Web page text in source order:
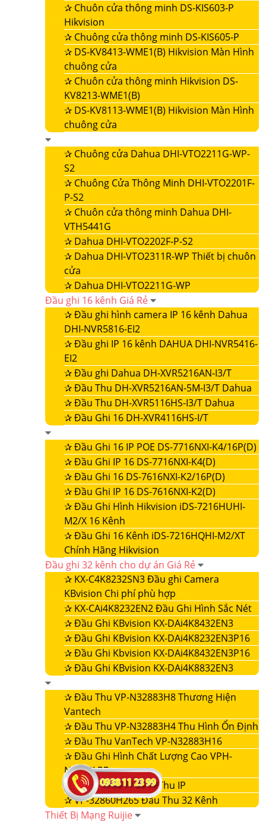
✰ Chuôn cửa thông minh DS-KIS603-P
Hikvision
✰ Chuông cửa thông minh DS-KIS605-P
✰ DS-KV8413-WME1(B) Hikvision Màn Hình
chuông cửa
✰ Chuôn cửa thông minh Hikvision DS-
KV8213-WME1(B)
✰ DS-KV8113-WME1(B) Hikvision Màn Hình
chuông cửa
✰ Chuông cửa Dahua DHI-VTO2211G-WP-
S2
✰ Chuông Cửa Thông Minh DHI-VTO2201F-
P-S2
✰ Chuôn cửa thông minh Dahua DHI-
VTH5441G
✰ Dahua DHI-VTO2202F-P-S2
✰ Dahua DHI-VTO2311R-WP Thiết bị chuôn
cửa
✰ Dahua DHI-VTO2211G-WP
Đầu ghi 16 kênh Giá Rẻ
✰Đầu ghi hình camera IP 16 kênh Dahua
DHI-NVR5816-EI2
✰Đầu ghi IP 16 kênh DAHUA DHI-NVR5416-
EI2
✰Đầu ghi Dahua DH-XVR5216AN-I3/T
✰Đầu Thu DH-XVR5216AN-5M-I3/T Dahua
✰Đầu Thu DH-XVR5116HS-I3/T Dahua
✰Đầu Ghi 16 DH-XVR4116HS-I/T
✰Đầu Ghi 16 IP POE DS-7716NXI-K4/16P(D)
✰Đầu Ghi IP 16 DS-7716NXI-K4(D)
✰Đầu Ghi 16 DS-7616NXI-K2/16P(D)
✰Đầu Ghi IP 16 DS-7616NXI-K2(D)
✰Đầu Ghi Hình Hikvision iDS-7216HUHI-
M2/X 16 Kênh
✰Đầu Ghi 16 Kênh iDS-7216HQHI-M2/XT
Chính Hãng Hikvision
Đầu ghi 32 kênh cho dự án Giá Rẻ
✰ KX-C4K8232SN3 Đầu ghi Camera
KBvision Chi phí phù hợp
✰ KX-CAi4K8232EN2 Đầu Ghi Hình Sắc Nét
✰Đầu Ghi KBvision KX-DAi4K8432EN3
✰Đầu Ghi KBvision KX-DAi4K8232EN3P16
✰Đầu Ghi Kbvision KX-DAi4K8432EN3P16
✰Đầu Ghi KBvision KX-DAi4K8832EN3
✰Đầu Thu VP-N32883H8 Thương Hiện
Vantech
✰Đầu Thu VP-N32883H4 Thu Hình Ổn Định
✰Đầu Thu VanTech VP-N32883H16
✰Đầu Ghi Hình Chất Lượng Cao VPH-
N4432LPR
✰ VP-32860NVR Đầu Thu IP
✰VP-32860H265 Đầu Thu 32 Kênh
Thiết Bị Mạng Ruijie